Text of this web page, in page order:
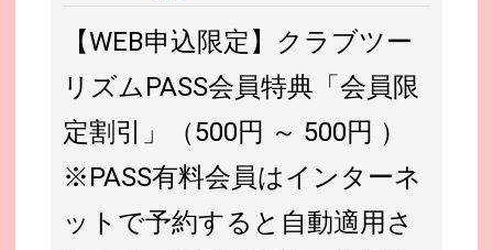
【WEB申込限定】クラブツー
リズムPASS会員特典「会員限
定割引」（500円 ～ 500円 ）
※PASS有料会員はインターネ
ットで予約すると自動適用さ